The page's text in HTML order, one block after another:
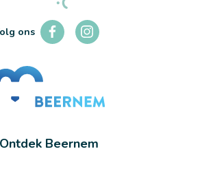
ons
Ontdek Beernem